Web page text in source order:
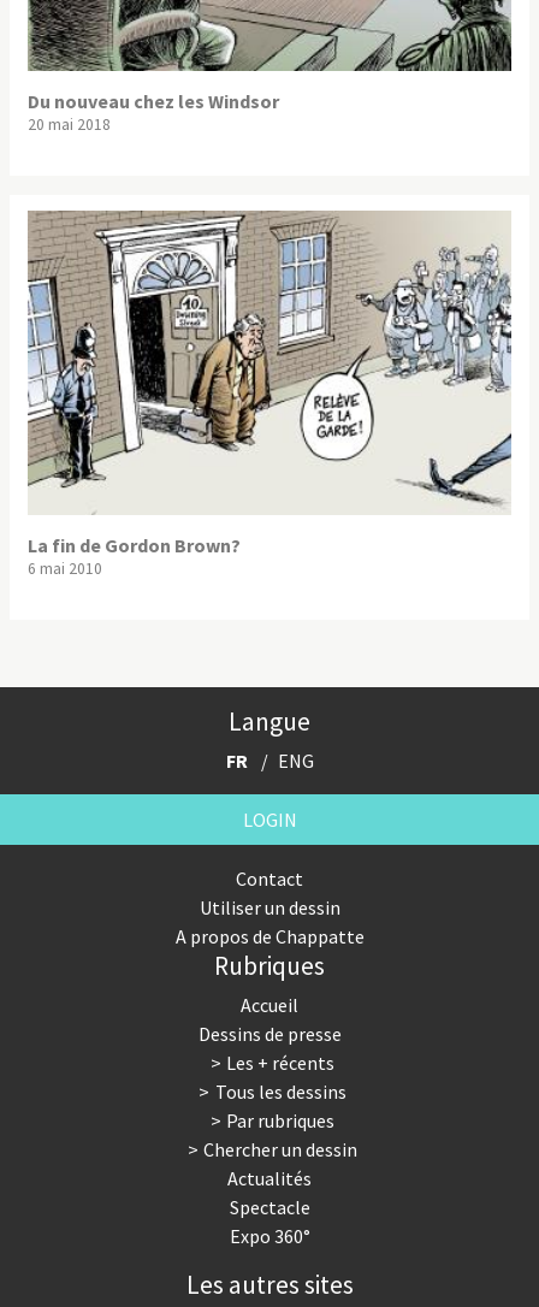
Du nouveau chez les Windsor
20 mai 2018
La fin de Gordon Brown?
6 mai 2010
Langue
FR ENG
LOGIN
Contact
Utiliser un dessin
A propos de Chappatte
Rubriques
Accueil
Dessins de presse
Les + récents
Tous les dessins
Par rubriques
Chercher un dessin
Actualités
Spectacle
Expo 360°
Les autres sites